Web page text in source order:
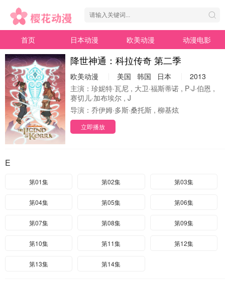
首页 日本动漫 欧美动漫 动漫电影
降世神通：科拉传奇 第二季
欧美动漫 美国 韩国 日本
2013
主演： 珍妮特·瓦尼 , 大卫·福斯蒂诺 , P·J·伯恩 ,
赛切儿·加布埃尔 , J
导演： 乔伊姆·多斯·桑托斯 , 柳基炫
立即播放
E
第01集 第02集 第03集
第04集 第05集 第06集
第07集 第08集 第09集
第10集 第11集 第12集
第13集 第14集